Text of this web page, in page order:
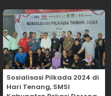
Sosialisasi Pilkada 2024 di
Hari Tenang, SMSI